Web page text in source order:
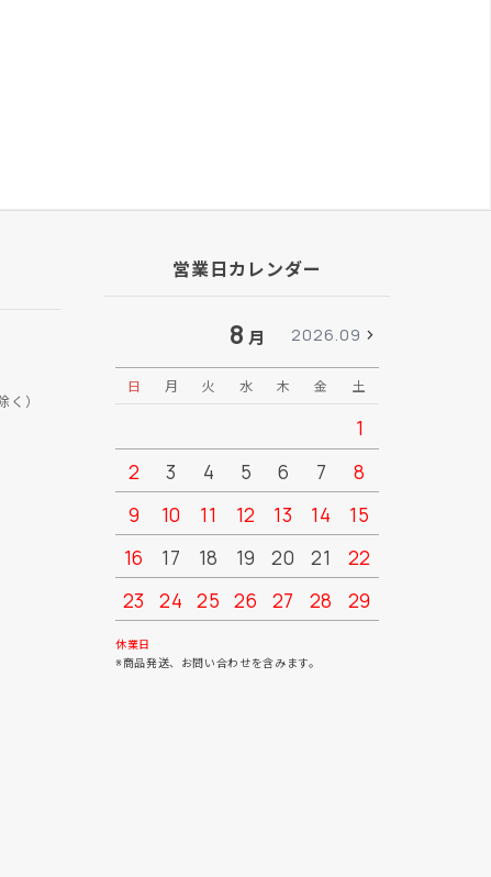
く）
営業日カレンダー
8 月 2026.09
日 月 火 水 木 金 土
1
2
3 4 5 6 7
8
9
10 11 12 13 14
15
16
17 18 19 20 21
22
23
24 25 26 27 28
29
30
休業日
※商品発送、お問い合わせを含みます。